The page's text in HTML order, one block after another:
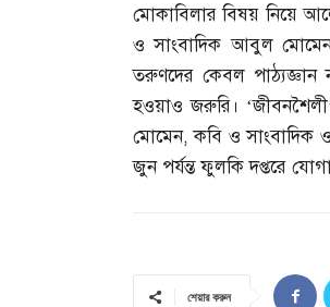
মোকাবিলার বিষয় নিয়ে
ও সাংবাদিক আবুল মোমেন
তরুণদের কেবল পাঠ্যজ্ঞান
হওয়াও জরুরি।
মোমেন,কবি ও সাংবাদিক
জুন পর্যন্ত ফুলকি দপ্তরে
শেয়ার করুন